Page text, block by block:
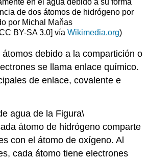
en el agua debido a su forma
de dos átomos de hidrógeno por
por Michal Maňas
BY-SA 3.0] vía Wikimedia.org)
debido a la compartición o
se llama enlace químico.
de enlace, covalente e
agua de la Figura\
átomo de hidrógeno comparte
con el átomo de oxígeno. Al
cada átomo tiene electrones